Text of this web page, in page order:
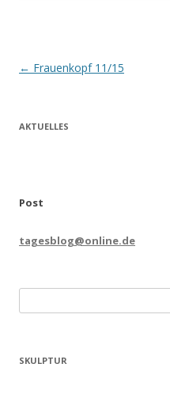
Beitrags-
← Frauenkopf 11/15
AKTUELLES
Post
tagesblog@online.de
nach:
SKULPTUR